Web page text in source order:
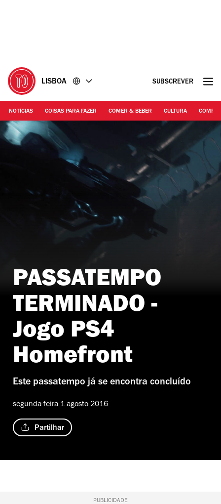
LISBOA SUBSCREVER
NOTÍCIAS COISAS PARA FAZER COMER & BEBER CULTURA
PASSATEMPO
TERMINADO -
Jogo PS4
Homefront
Este passatempo já se encontra concluído
segunda-feira 1 agosto 2016
Partilhar
PUBLICIDADE